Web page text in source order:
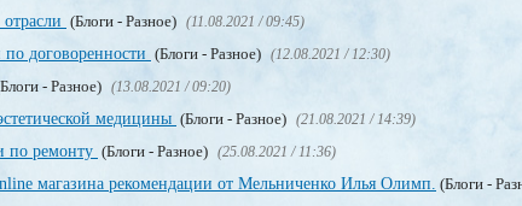
(Блоги - Разное) (11.08.2021 / 09:45)
договоренности (Блоги - Разное) (12.08.2021 / 12:30)
- Разное) (13.08.2021 / 09:20)
медицины (Блоги - Разное) (21.08.2021 / 14:39)
по ремонту (Блоги - Разное) (25.08.2021 / 11:36)
магазина рекомендации от Мельниченко Илья Олимп. (Блоги -